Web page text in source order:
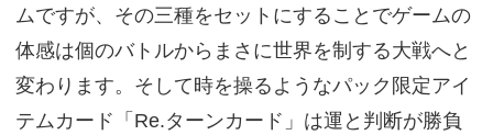
ムですが、その三種をセットにすることでゲームの
体感は個のバトルからまさに世界を制する大戦へと
変わります。そして時を操るようなパック限定アイ
テムカード「Re.ターンカード」は運と判断が勝負